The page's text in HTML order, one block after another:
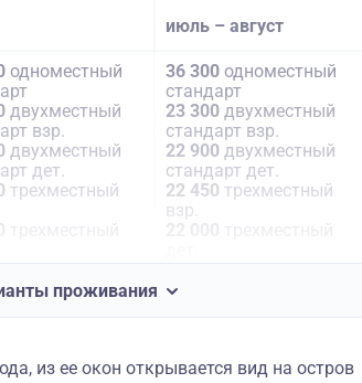
июль – август
одноместный
двухместный
взр.
двухместный
дет.
трехместный
36 300 одноместный
стандарт
23 300 двухместный
стандарт взр.
22 900 двухместный
стандарт дет.
22 450 трехместный
взр.
проживания
из ее окон открывается вид на остров